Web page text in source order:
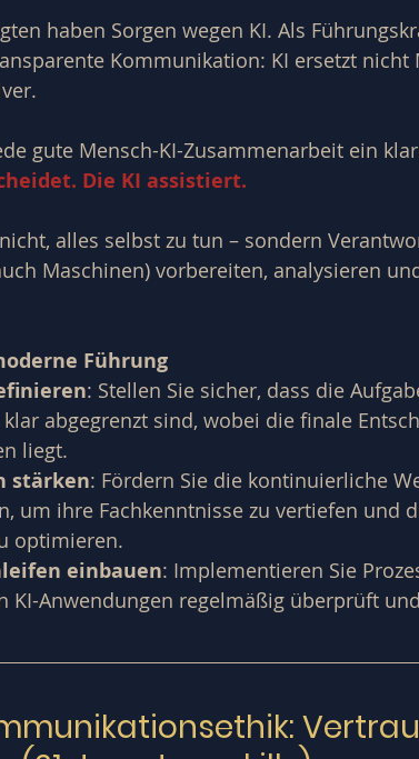
haben Sorgen wegen KI. Als
Kommunikation: KI ersetzt nicht
gute Mensch-KI-Zusammenarbeit ein
Die KI assistiert.
alles selbst zu tun – sondern
Maschinen) vorbereiten, analysieren
Führung
: Stellen Sie sicher, dass die
abgegrenzt sind, wobei die finale
liegt.
stärken: Fördern Sie die kontinuierliche
um ihre Fachkenntnisse zu vertiefen und
optimieren.
einbauen: Implementieren Sie
KI-Anwendungen regelmäßig überprüft